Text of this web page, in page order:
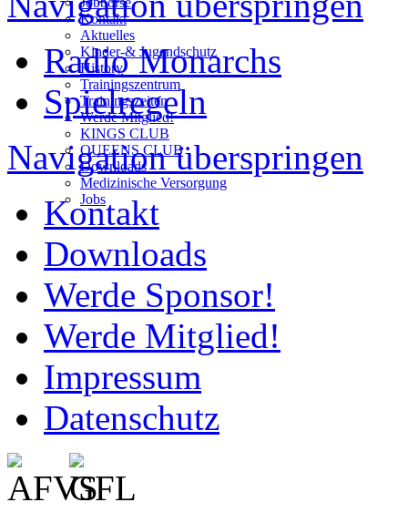
Kontakt
Aktuelles
Kinder-& Jugendschutz
History
Trainingszentrum
Trainingszeiten
Werde Mitglied!
KINGS CLUB
QUEENS CLUB
Downloads
Medizinische Versorgung
Jobs
Radio Monarchs
Spielregeln
Navigation überspringen
Kontakt
Downloads
Werde Sponsor!
Werde Mitglied!
Impressum
Datenschutz